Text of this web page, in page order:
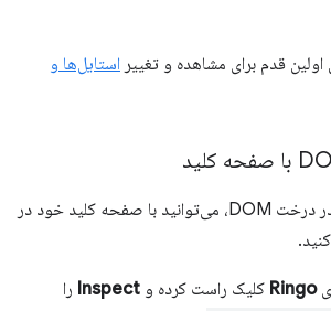
قدم برای مشاهده و تغییر استایل‌ها و
پس از انتخاب یک گره در درخت DOM، می‌توانید با صفحه کلید خود در
Ringo کلیک راست کرده و Inspect را